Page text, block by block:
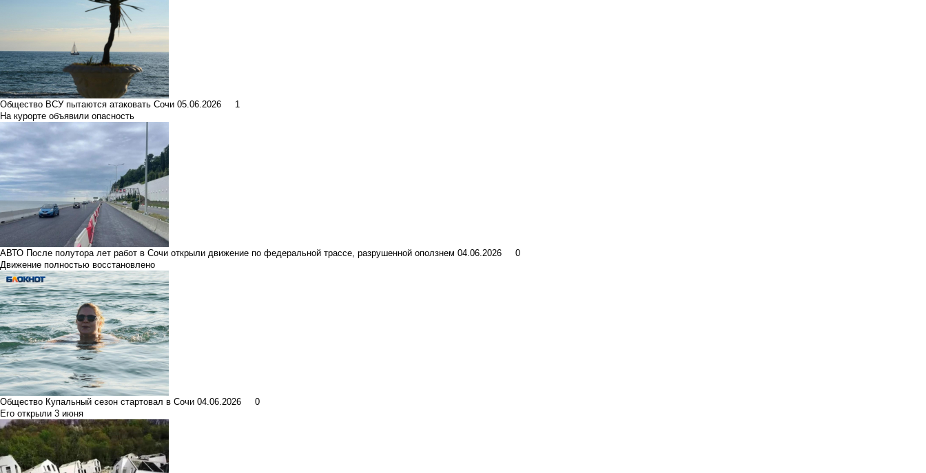
Общество ВСУ пытаются атаковать Сочи 05.06.2026
1
На курорте объявили опасность
АВТО После полутора лет работ в Сочи открыли движение по федеральной трассе, разрушенной оползнем 04.06.2026
0
Движение полностью восстановлено
Общество Купальный сезон стартовал в Сочи 04.06.2026
0
Его открыли 3 июня